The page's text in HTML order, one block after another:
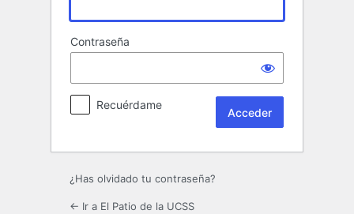
Contraseña
Recuérdame
¿Has olvidado tu contraseña?
← Ir a El Patio de la UCSS